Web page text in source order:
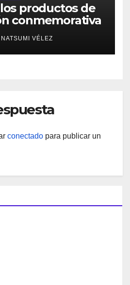
productos de
conmemorativa
30.º Aniversario
NATSUMI VÉLEZ
conectado para publicar un